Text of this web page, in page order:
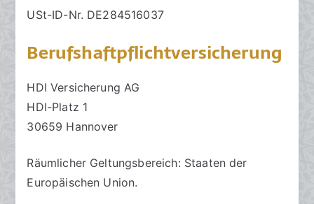
USt-ID-Nr. DE284516037
Berufshaftpflichtversicherung
HDI Versicherung AG
HDI-Platz 1
30659 Hannover
Räumlicher Geltungsbereich: Staaten der
Europäischen Union.